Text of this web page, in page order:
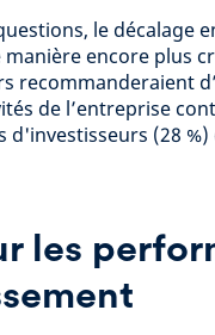
le décalage
encore plus
recommanderaient
de l’entreprise
d'investisseurs (28
les